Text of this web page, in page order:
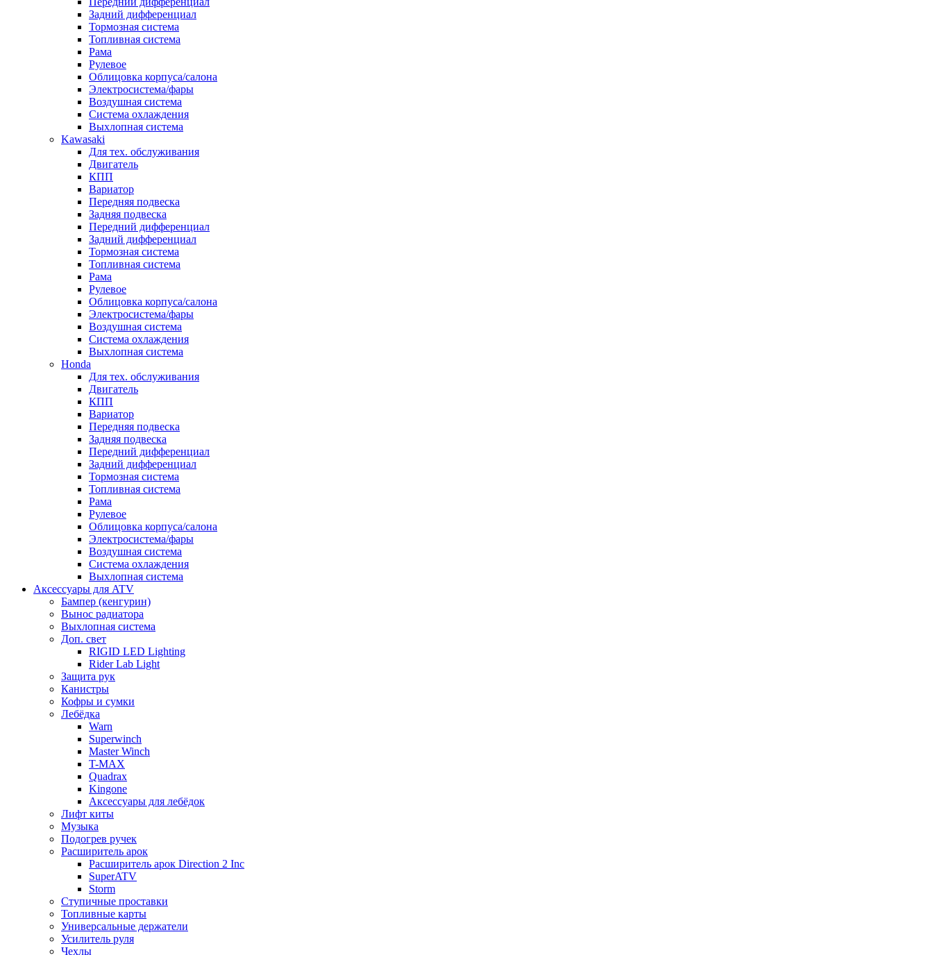
Задний дифференциал
Тормозная система
Топливная система
Рама
Рулевое
Облицовка корпуса/салона
Электросистема/фары
Воздушная система
Система охлаждения
Выхлопная система
Kawasaki
Для тех. обслуживания
Двигатель
КПП
Вариатор
Передняя подвеска
Задняя подвеска
Передний дифференциал
Задний дифференциал
Тормозная система
Топливная система
Рама
Рулевое
Облицовка корпуса/салона
Электросистема/фары
Воздушная система
Система охлаждения
Выхлопная система
Honda
Для тех. обслуживания
Двигатель
КПП
Вариатор
Передняя подвеска
Задняя подвеска
Передний дифференциал
Задний дифференциал
Тормозная система
Топливная система
Рама
Рулевое
Облицовка корпуса/салона
Электросистема/фары
Воздушная система
Система охлаждения
Выхлопная система
Аксессуары для ATV
Бампер (кенгурин)
Вынос радиатора
Выхлопная система
Доп. свет
RIGID LED Lighting
Rider Lab Light
Защита рук
Канистры
Кофры и сумки
Лебёдка
Warn
Superwinch
Master Winch
T-MAX
Quadrax
Kingone
Аксессуары для лебёдок
Лифт киты
Музыка
Подогрев ручек
Расширитель арок
Расширитель арок Direction 2 Inc
SuperATV
Storm
Ступичные проставки
Топливные карты
Универсальные держатели
Усилитель руля
Чехлы